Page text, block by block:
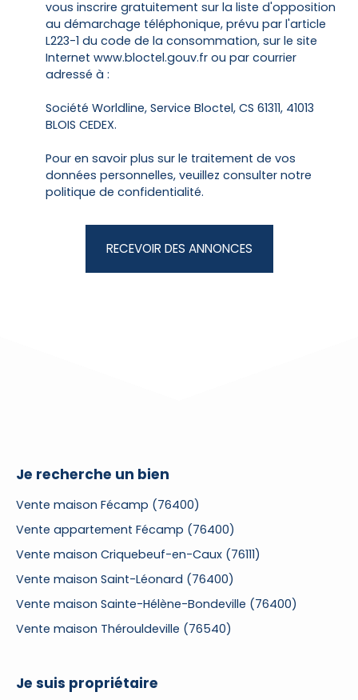
vous inscrire gratuitement sur la liste d'opposition
au démarchage téléphonique, prévu par l'article
L223-1 du code de la consommation, sur le site
Internet www.bloctel.gouv.fr ou par courrier
adressé à :
Société Worldline, Service Bloctel, CS 61311, 41013
BLOIS CEDEX.
Pour en savoir plus sur le traitement de vos
données personnelles, veuillez consulter notre
politique de confidentialité.
RECEVOIR DES ANNONCES
Je recherche un bien
Vente maison Fécamp (76400)
Vente appartement Fécamp (76400)
Vente maison Criquebeuf-en-Caux (76111)
Vente maison Saint-Léonard (76400)
Vente maison Sainte-Hélène-Bondeville (76400)
Vente maison Thérouldeville (76540)
Je suis propriétaire